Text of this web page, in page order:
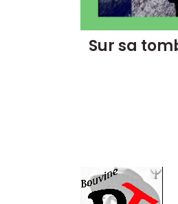
Sur sa